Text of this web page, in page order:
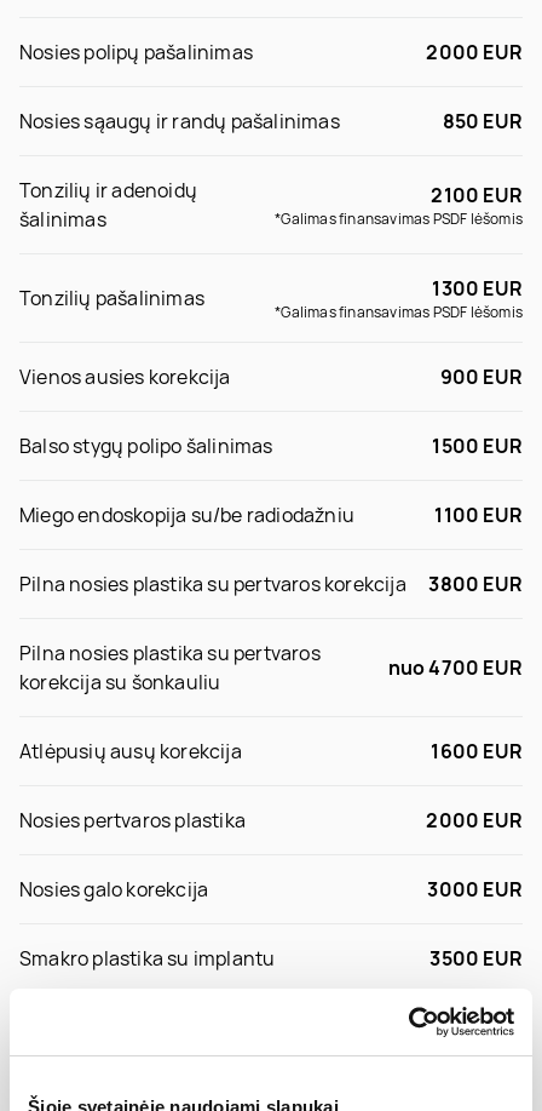
Šioje svetainėje naudojami slapukai
Nosies polipų pašalinimas 2000 EUR
Nosies sąaugų ir randų pašalinimas 850 EUR
Tonzilių ir adenoidų
šalinimas
2100 EUR
*Galimas finansavimas PSDF lėšomis
Tonzilių pašalinimas 1300 EUR
*Galimas finansavimas PSDF lėšomis
Vienos ausies korekcija 900 EUR
Balso stygų polipo šalinimas 1500 EUR
Miego endoskopija su/be radiodažniu 1100 EUR
Pilna nosies plastika su pertvaros korekcija 3800 EUR
Pilna nosies plastika su pertvaros
korekcija su šonkauliu
nuo 4700 EUR
Atlėpusių ausų korekcija 1600 EUR
Nosies pertvaros plastika 2000 EUR
Nosies galo korekcija 3000 EUR
Smakro plastika su implantu 3500 EUR
2000 EUR
Adenoidų pašalinimas